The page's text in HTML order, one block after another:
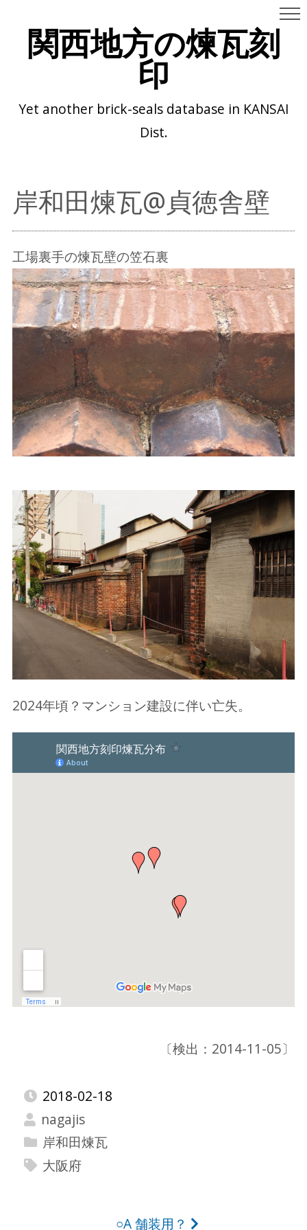
関西地方の煉瓦刻
印
Yet another brick-seals database in KANSAI
Dist.
岸和田煉瓦@貞徳舎壁
工場裏手の煉瓦壁の笠石裏
2024年頃？マンション建設に伴い亡失。
〔検出：2014-11-05〕
2018-02-18
nagajis
岸和田煉瓦
大阪府
○A 舗装用？